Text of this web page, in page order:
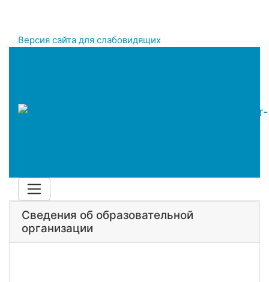
Версия сайта для слабовидящих
Сведения об образовательной
организации